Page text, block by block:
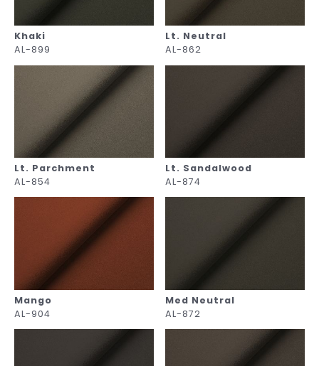
Khaki
AL-899
Lt. Neutral
AL-862
Lt. Parchment
AL-854
Lt. Sandalwood
AL-874
Mango
AL-904
Med Neutral
AL-872